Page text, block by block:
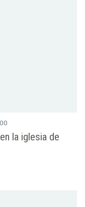
la iglesia de